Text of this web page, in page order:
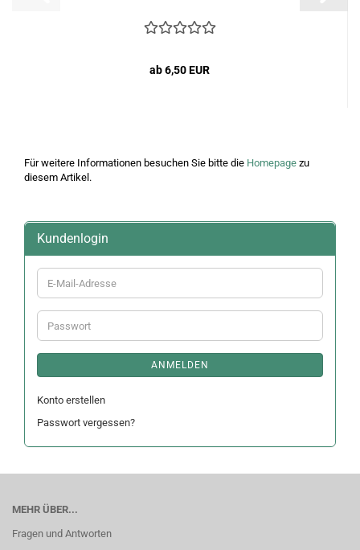
ab 6,50 EUR
Für weitere Informationen besuchen Sie bitte die Homepage zu
diesem Artikel.
Kundenlogin
E-
Mail-
Adresse
Passwort
ANMELDEN
Konto erstellen
Passwort vergessen?
MEHR ÜBER...
Fragen und Antworten